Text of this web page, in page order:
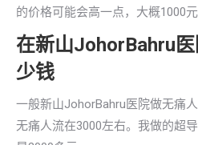
的价格可能会高一点，大概1000元
在新山JohorBahru
少钱
一般新山JohorBahru医院做无痛
无痛人流在3000左右。我做的超